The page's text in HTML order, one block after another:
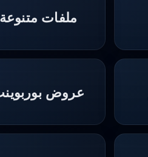
ملفات متنوعة
عروض